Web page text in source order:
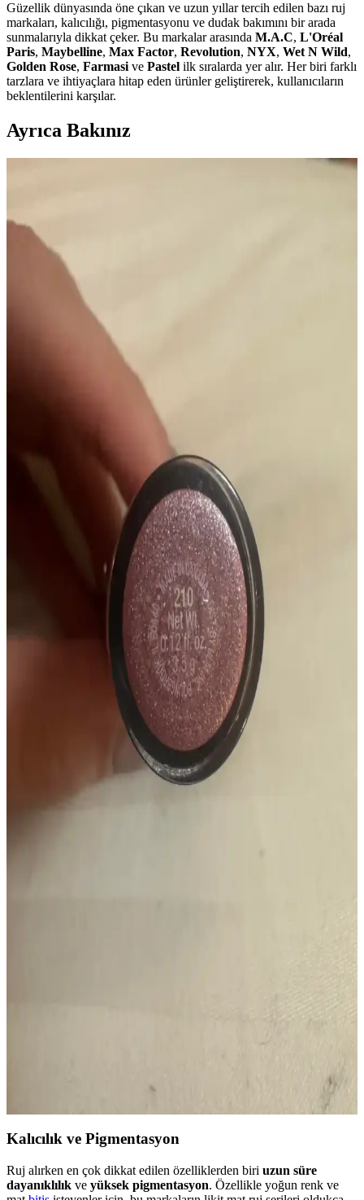
Güzellik dünyasında öne çıkan ve uzun yıllar tercih edilen bazı ruj
markaları, kalıcılığı, pigmentasyonu ve dudak bakımını bir arada
sunmalarıyla dikkat çeker. Bu markalar arasında M.A.C, L'Oréal
Paris, Maybelline, Max Factor, Revolution, NYX, Wet N Wild,
Golden Rose, Farmasi ve Pastel ilk sıralarda yer alır. Her biri farklı
tarzlara ve ihtiyaçlara hitap eden ürünler geliştirerek, kullanıcıların
beklentilerini karşılar.
Ayrıca Bakınız
Mac XIMAL Silky Matte Ruj, yüksek pigmentasyon ve doğal
bakım özellikleriyle uzun süre kalıcı, kolay sürümlü ve çevre dostu
ambalajıyla öne çıkan şık bir makyaj ürünüdür.
MAC Satin Retro A87 Rujunun Üretimden
Kalkması ve Alternatif Renk Seçenekleri
MAC Satin Retro A87 rujunun üretimden kalkmasıyla orijinal tonu
bulmak zorlaştı. Yazıda, alternatif ürünler, ikinci el platformlar ve
özel üretim yöntemleri detaylıca inceleniyor.
K-Beauty Dudak Ürünlerinde Parlaklık ve Doğallık:
HERA, rom&nd ve dasique İncelemesi
K-Beauty dudak ürünleri arasında HERA, rom&nd ve dasique
markalarının parlaklık, kalıcılık ve doğal görünüm özellikleri
detaylıca inceleniyor. Renk tonları ve kullanıcı deneyimleri ele
Tender Rose Rengine Yakın Ruj Alternatifleri ve
Kullanıcı Deneyimleri İncelemesi
Tender Rose rengine benzer ruj arayışında kullanıcılar, özellikle
Asya markalarından önerilen alternatifleri değerlendiriyor. Otomatik
sistemlerin yetersiz kaldığı renk eşleştirmede topluluk deneyimleri
Soğuk ve Sıcak Tonlu Ruj Seçimi: Cilt Tonunuza
Uygun Renk ve Yoğunluk Rehberi
Soğuk ve sıcak tonlu rujlar arasındaki farkları ve cilt tonuna göre en
uygun renk ve yoğunluk seçimlerini öğrenin. Doğru ruj seçimiyle
yüzünüzü daha canlı ve sağlıklı gösterebilirsiniz.
Fwee Dual Coloring Lip Tint ve Ruj İncelemesi:
Yenilikçi İkili Dudak Ürünü Özellikleri ve
Performansı
Ulta Beauty Collection Lipstick #210: 90'lar Esintili
Ulta Beauty Collection Lipstick #210, 90'lar tarzını yansıtan şeftali-
mürdüm tonunda, yarı parlak ve belirgin ışıltılı bir ruju temsil eder.
Renk adı yerine numara kullanılmıştır ve ürün artık satışta değildir.
Kalıcılık ve Pigmentasyon
Ruj alırken en çok dikkat edilen özelliklerden biri uzun süre
dayanıklılık ve yüksek pigmentasyon. Özellikle yoğun renk ve